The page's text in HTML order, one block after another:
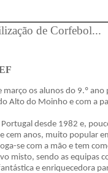
de Corfebol...
março os alunos do 9.º
Alto do Moinho e com a
desde 1982 e,
cem anos, muito popular
se com a mão e tem
misto, sendo as equipas
e enriquecedora